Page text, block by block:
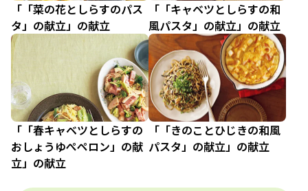
「「菜の花としらすのパス
タ」の献立」の献立
「「キャベツとしらすの和
風パスタ」の献立」の献立
「「春キャベツとしらすの
おしょうゆぺペロン」の献
立」の献立
「「きのことひじきの和風
パスタ」の献立」の献立